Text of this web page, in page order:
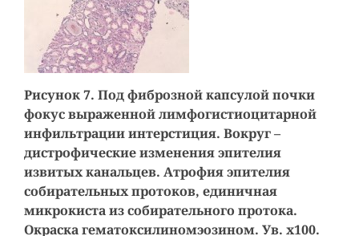
Рисунок 7. Под фиброзной капсулой почки
фокус выраженной лимфогистиоцитарной
инфильтрации интерстиция. Вокруг –
дистрофические изменения эпителия
извитых канальцев. Атрофия эпителия
собирательных протоков, единичная
микрокиста из собирательного протока.
Окраска гематоксилиномэозином. Ув. х100.